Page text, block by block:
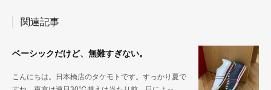
関連記事
ベーシックだけど、無難すぎない。
こんにちは。日本橋店のタケモトです。すっかり夏で